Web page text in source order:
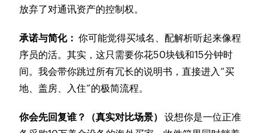
放弃了对通讯资产的控制权。
承诺与简化： 你可能觉得买域名、配解析听起来像程
序员的活。其实，这只需要你花50块钱和15分钟时
间。我会带你跳过所有冗长的说明书，直接进入“买
地、盖房、入住”的极简流程。
你会先回复谁？（真实对比场景）
设想你是一位正准